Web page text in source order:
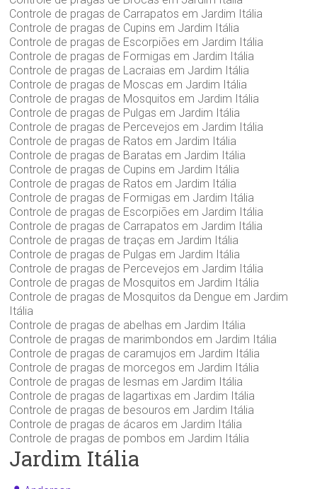
Controle de pragas de Carrapatos em Jardim Itália
Controle de pragas de Cupins em Jardim Itália
Controle de pragas de Escorpiões em Jardim Itália
Controle de pragas de Formigas em Jardim Itália
Controle de pragas de Lacraias em Jardim Itália
Controle de pragas de Moscas em Jardim Itália
Controle de pragas de Mosquitos em Jardim Itália
Controle de pragas de Pulgas em Jardim Itália
Controle de pragas de Percevejos em Jardim Itália
Controle de pragas de Ratos em Jardim Itália
Controle de pragas de Baratas em Jardim Itália
Controle de pragas de Cupins em Jardim Itália
Controle de pragas de Ratos em Jardim Itália
Controle de pragas de Formigas em Jardim Itália
Controle de pragas de Escorpiões em Jardim Itália
Controle de pragas de Carrapatos em Jardim Itália
Controle de pragas de traças em Jardim Itália
Controle de pragas de Pulgas em Jardim Itália
Controle de pragas de Percevejos em Jardim Itália
Controle de pragas de Mosquitos em Jardim Itália
Controle de pragas de Mosquitos da Dengue em Jardim
Itália
Controle de pragas de abelhas em Jardim Itália
Controle de pragas de marimbondos em Jardim Itália
Controle de pragas de caramujos em Jardim Itália
Controle de pragas de morcegos em Jardim Itália
Controle de pragas de lesmas em Jardim Itália
Controle de pragas de lagartixas em Jardim Itália
Controle de pragas de besouros em Jardim Itália
Controle de pragas de ácaros em Jardim Itália
Controle de pragas de pombos em Jardim Itália
Jardim Itália